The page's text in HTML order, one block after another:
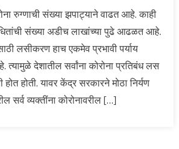
रुग्णाची संख्या झपाट्याने वाढत आहे. काही
संख्या अडीच लाखांच्या पुढे आढळत आहे.
लसीकरण हाच एकमेव प्रभावी पर्याय
देशातील सर्वांना कोरोना प्रतिबंध लस
होत होती. यावर केंद्र सरकारने मोठा निर्यण
सर्व व्यक्तींना कोरोनावरील […]